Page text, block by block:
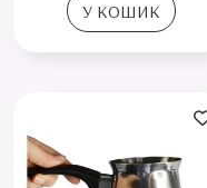
У КОШИК